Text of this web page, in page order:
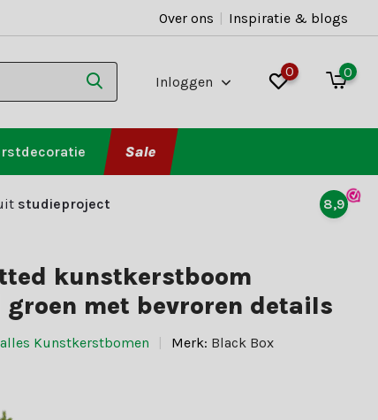
Over ons | Inspiratie & blogs
Inloggen
0 0
Sale
studieproject 8,9
kunstkerstboom
groen met bevroren details
Kunstkerstbomen Merk: Black Box